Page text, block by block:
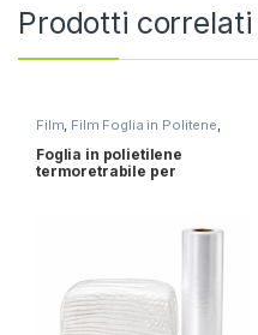
Prodotti correlati
Film Film Foglia in Politene
Film Foglia in Politene
Termoretraibile,Speciale
"Lavanderia"
Foglia in polietilene
termoretrabile per